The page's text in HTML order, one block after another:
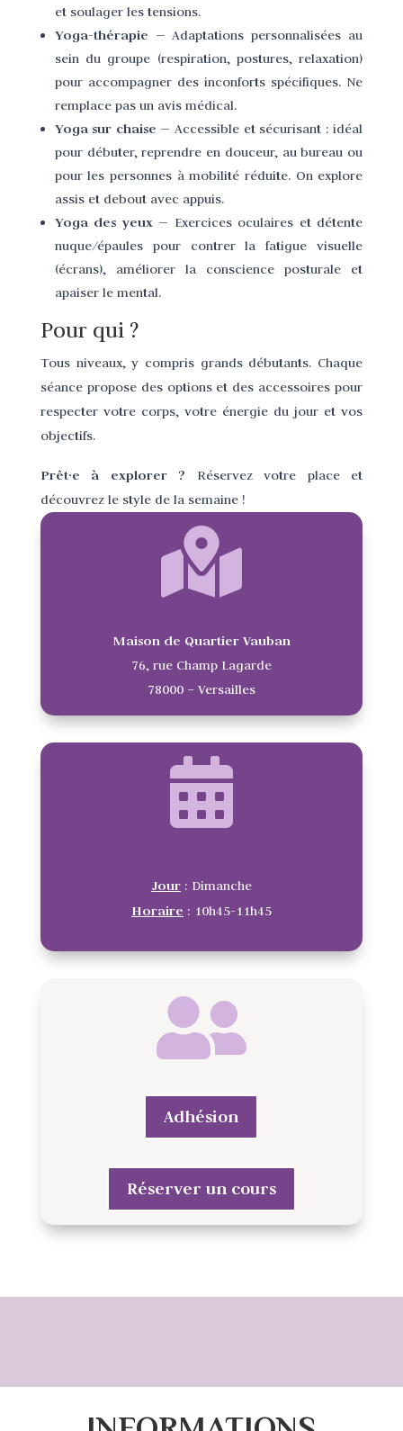
et soulager les tensions.
Yoga-thérapie — Adaptations personnalisées au
sein du groupe (respiration, postures, relaxation)
pour accompagner des inconforts spécifiques. Ne
remplace pas un avis médical.
Yoga sur chaise — Accessible et sécurisant : idéal
pour débuter, reprendre en douceur, au bureau ou
pour les personnes à mobilité réduite. On explore
assis et debout avec appuis.
Yoga des yeux— Exercices oculaires et détente
nuque/épaules pour contrer la fatigue visuelle
(écrans), améliorer la conscience posturale et
apaiser le mental.
Pour qui ?
Tous niveaux, y compris grands débutants. Chaque
séance propose des options et des accessoires pour
respecter votre corps, votre énergie du jour et vos
objectifs.
Prêt·e à explorer ? Réservez votre place et
découvrez le style de la semaine !
Maison de Quartier Vauban
76, rue Champ Lagarde
78000 – Versailles
Jour: Dimanche
Horaire : 10h45-11h45
Adhésion
Réserver un cours